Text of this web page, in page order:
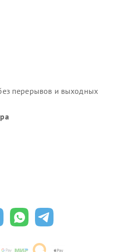
перерывов и выходных